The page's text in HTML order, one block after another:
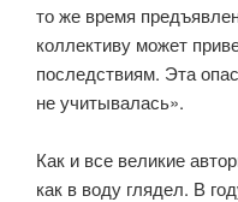
то же время
коллективу может
последствиям. Эта
не учитывалась».
Как и все великие
как в воду глядел. В